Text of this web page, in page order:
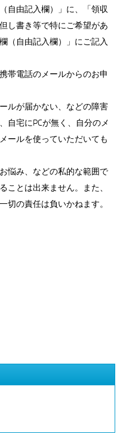
自由記入欄）」に、「領収
し書き等で特にご希望があ
（自由記入欄）」にご記入
帯電話のメールからのお申
ルが届かない、などの障害
自宅にPCが無く、自分のメ
ールを使っていただいても
悩み、などの私的な範囲で
ことは出来ません。また、
切の責任は負いかねます。